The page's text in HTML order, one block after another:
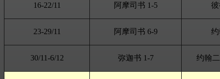
16-22/11 阿摩司书 1-5
23-29/11 阿摩司书 6-9
30/11-6/12 弥迦书 1-7 约翰